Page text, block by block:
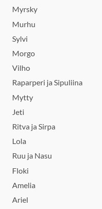
Myrsky
Murhu
Sylvi
Morgo
Vilho
Raparperi ja Sipuliina
Mytty
Jeti
Ritva ja Sirpa
Lola
Ruu ja Nasu
Floki
Amelia
Ariel